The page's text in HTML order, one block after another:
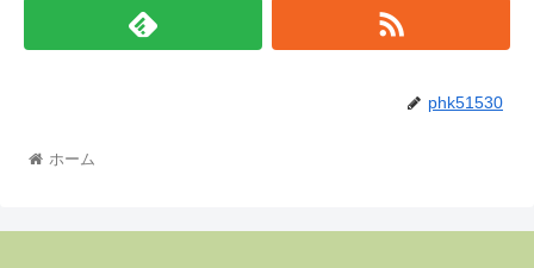
phk51530
ホーム